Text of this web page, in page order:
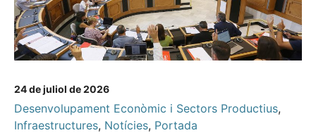
24 de juliol de 2026
Desenvolupament Econòmic i Sectors Productius,
Infraestructures, Notícies, Portada